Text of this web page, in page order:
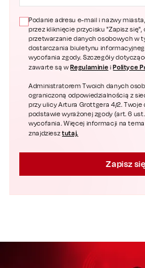
Podanie adresu e-mail i nazwy
przez kliknięcie przycisku "Zapisz się",
przetwarzanie danych osobowych w
dostarczania biuletynu
wycofania zgody. Szczegóły
zawarte są wRegulaminie i Polityce
Administratorem Twoich danych
ograniczoną odpowiedzialnością z
przy ulicy Artura Grottgera 4/2. Twoje
podstawie wyrażonej zgody (art. 6
wycofania. Więcej informacji na
znajdziesztutaj.
Zapisz się